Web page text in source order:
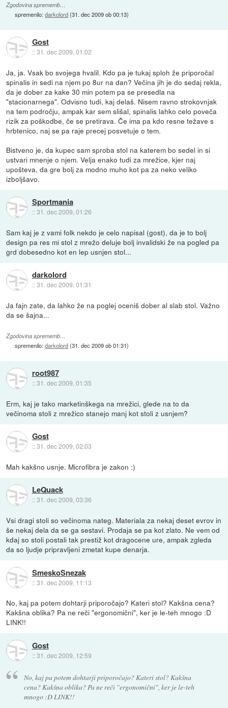
Zgodovina sprememb…
spremenilo:darkolord(31. dec 2009 ob 00:13)
Gost
::31. dec 2009, 01:02
Ja, ja. Vsak bo svojega hvalil. Kdo pa je tukaj sploh že priporočal
spinalis in sedi na njem po 8ur na dan? Večina jih je do sedaj rekla,
da je dober za kake 30 min potem pa se presedla na
"stacionarnega". Odvisno tudi, kaj delaš. Nisem ravno strokovnjak
na tem področju, ampak kar sem slišal, spinalis lahko celo poveča
rizik za poškodbe, če se pretirava. Če ima pa kdo resne težave s
hrbtenico, naj se pa raje precej posvetuje o tem.
Bistveno je, da kupec sam sproba stol na katerem bo sedel in si
ustvari mnenje o njem. Velja enako tudi za mrežice, kjer naj
upošteva, da gre bolj za modno muho kot pa za neko veliko
izboljšavo.
Sportmania
::31. dec 2009, 01:26
Sam kaj je z vami folk nekdo je celo napisal (gost), da je to bolj
design pa res mi stol z mrežo deluje bolj invalidski že na pogled pa
grd dobesedno kot en lep usnjen stol...
darkolord
::31. dec 2009, 01:31
Ja fajn zate, da lahko že na poglej oceniš dober al slab stol. Važno
da se šajna...
Zgodovina sprememb…
spremenilo:darkolord(31. dec 2009 ob 01:31)
root987
::31. dec 2009, 01:35
Erm, kaj je tako marketinškega na mrežici, glede na to da
večinoma stoli z mrežico stanejo manj kot stoli z usnjem?
Gost
::31. dec 2009, 02:03
Mah kakšno usnje. Microfibra je zakon :)
LeQuack
::31. dec 2009, 03:36
Vsi dragi stoli so večinoma nateg. Materiala za nekaj deset evrov in
še nekaj dela da se ga sestavi. Prodaja se pa kot zlato. Ne vem od
kdaj so stoli postali tak prestiž kot dragocene ure, ampak zgleda
da so ljudje pripravljeni zmetat kupe denarja.
SmeskoSnezak
::31. dec 2009, 11:13
No, kaj pa potem dohtarji priporočajo? Kateri stol? Kakšna cena?
Kakšna oblika? Pa ne reči "ergonomični", ker je le-teh mnogo :D
LINK!!
Gost
::31. dec 2009, 12:59
No, kaj pa potem dohtarji priporočajo? Kateri stol? Kakšna
cena? Kakšna oblika? Pa ne reči "ergonomični", ker je le-teh
mnogo :D LINK!!